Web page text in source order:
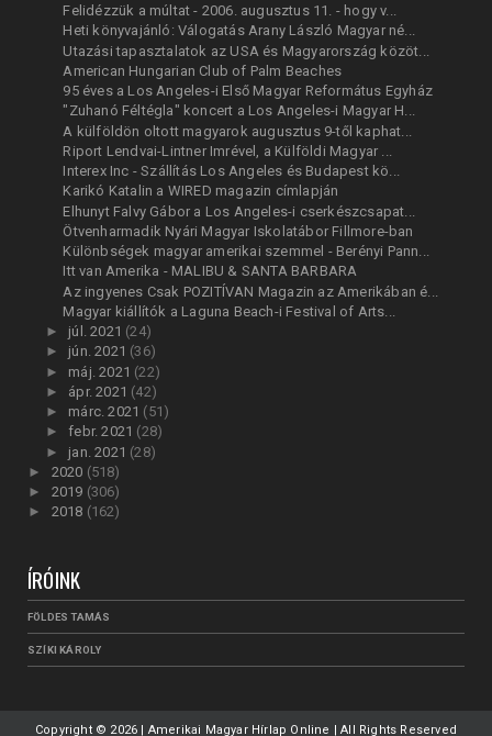
Felidézzük a múltat - 2006. augusztus 11. - hogy v...
Heti könyvajánló: Válogatás Arany László Magyar né...
Utazási tapasztalatok az USA és Magyarország közöt...
American Hungarian Club of Palm Beaches
95 éves a Los Angeles-i Első Magyar Református Egyház
"Zuhanó Féltégla" koncert a Los Angeles-i Magyar H...
A külföldön oltott magyarok augusztus 9-től kaphat...
Riport Lendvai-Lintner Imrével, a Külföldi Magyar ...
Interex Inc - Szállítás Los Angeles és Budapest kö...
Karikó Katalin a WIRED magazin címlapján
Elhunyt Falvy Gábor a Los Angeles-i cserkészcsapat...
Ötvenharmadik Nyári Magyar Iskolatábor Fillmore-ban
Különbségek magyar amerikai szemmel - Berényi Pann...
Itt van Amerika - MALIBU & SANTA BARBARA
Az ingyenes Csak POZITÍVAN Magazin az Amerikában é...
Magyar kiállítók a Laguna Beach-i Festival of Arts...
► júl. 2021 (24)
► jún. 2021 (36)
► máj. 2021 (22)
► ápr. 2021 (42)
► márc. 2021 (51)
►febr. 2021 (28)
► jan. 2021 (28)
► 2020 (518)
► 2019 (306)
► 2018 (162)
ÍRÓINK
FÖLDES TAMÁS
SZÍKI KÁROLY
Copyright © 2026 | Amerikai Magyar Hírlap Online | All Rights Reserved